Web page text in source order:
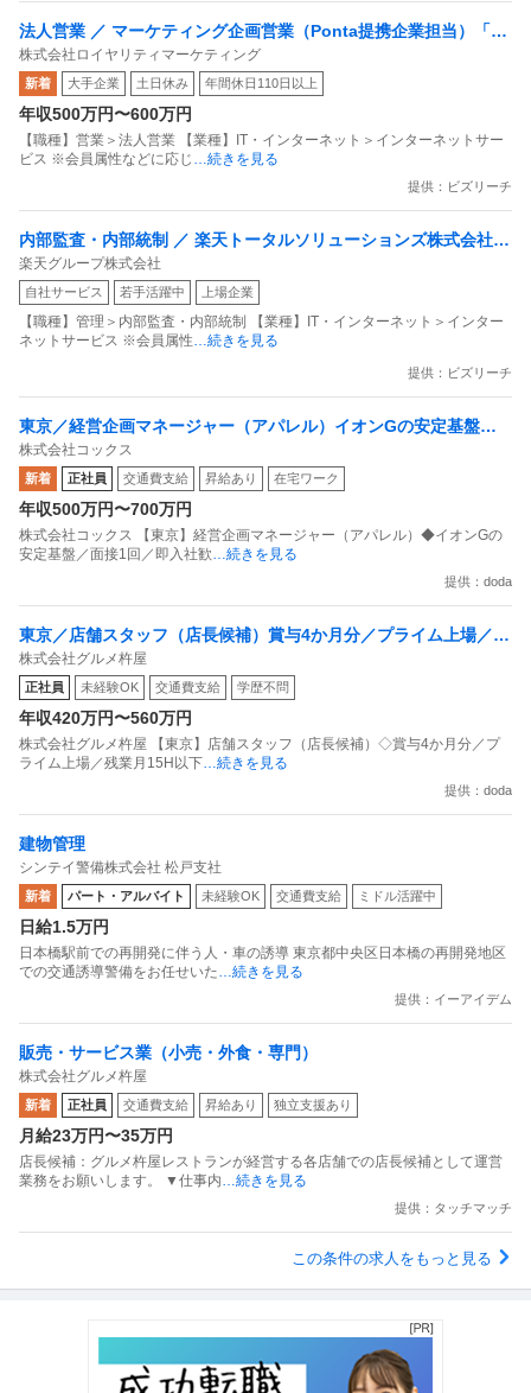
法人営業 ／ マーケティング企画営業（Ponta提携企業担当）「国
内最大級の共通ポイントサービスを展開／無駄のない消費社会を
目指すデータマーケティングカンパニー」
株式会社ロイヤリティマーケティング
新着 大手企業 土日休み 年間休日110日以上
年収500万円〜600万円
【職種】営業＞法人営業 【業種】IT・インターネット＞インターネットサー
ビス ※会員属性などに応じ
…続きを見る
提供：ビズリーチ
内部監査・内部統制 ／ 楽天トータルソリューションズ株式会社
戦略事業コンプライアンス支援部 業務統制支援課：ショップコン
プライアンス推進担当（SBCSD）
楽天グループ株式会社
自社サービス 若手活躍中 上場企業
【職種】管理＞内部監査・内部統制 【業種】IT・インターネット＞インター
ネットサービス ※会員属性 …続きを見る
提供：ビズリーチ
東京／経営企画マネージャー（アパレル）イオンGの安定基盤／
面接1回／即入社歓迎
株式会社コックス
新着 正社員 交通費支給 昇給あり 在宅ワーク
年収500万円〜700万円
株式会社コックス 【東京】経営企画マネージャー（アパレル）◆イオンGの
安定基盤／面接1回／即入社歓 …続きを見る
提供：doda
東京／店舗スタッフ（店長候補）賞与4か月分／プライム上場／残
業月15H以下／新店オープン多数
株式会社グルメ杵屋
正社員 未経験OK 交通費支給 学歴不問
年収420万円〜560万円
株式会社グルメ杵屋 【東京】店舗スタッフ（店長候補）◇賞与4か月分／プ
ライム上場／残業月15H以下 …続きを見る
提供：doda
建物管理
シンテイ警備株式会社 松戸支社
新着 パート・アルバイト 未経験OK 交通費支給 ミドル活躍中
日給1.5万円
日本橋駅前での再開発に伴う人・車の誘導 東京都中央区日本橋の再開発地区
での交通誘導警備をお任せいた …続きを見る
提供：イーアイデム
販売・サービス業（小売・外食・専門）
株式会社グルメ杵屋
新着 正社員 交通費支給 昇給あり 独立支援あり
月給23万円〜35万円
店長候補：グルメ杵屋レストランが経営する各店舗での店長候補として運営
業務をお願いします。 ▼仕事内 …続きを見る
提供：タッチマッチ
この条件の求人をもっと見る